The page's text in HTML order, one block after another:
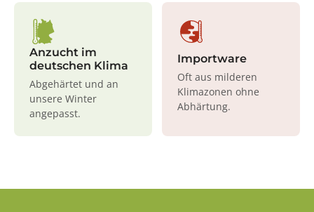
Anzucht im
deutschen Klima
Abgehärtet und an
unsere Winter
angepasst.
Importware
Oft aus milderen
Klimazonen ohne
Abhärtung.